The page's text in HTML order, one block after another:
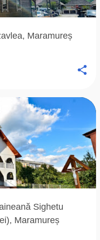
Maramureș
Sighetu
Maramureș